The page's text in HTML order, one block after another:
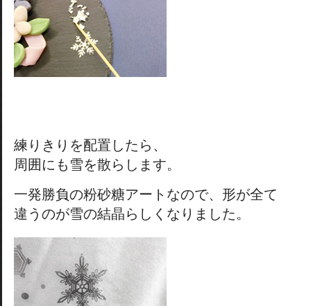
練りきりを配置したら、
周囲にも雪を散らします。
一発勝負の粉砂糖アートなので、形が全て
違うのが雪の結晶らしくなりました。